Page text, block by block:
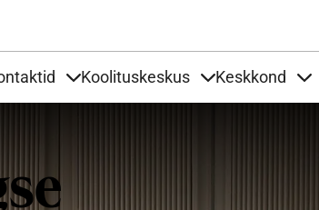
Koolituskeskus Keskkond